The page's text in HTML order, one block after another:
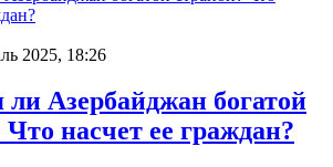
2025, 18:26
ли Азербайджан богатой
Что насчет ее граждан?